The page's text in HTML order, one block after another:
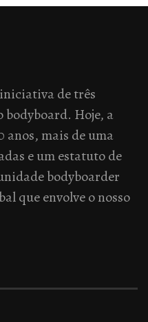
iniciativa de três
bodyboard. Hoje, a
anos, mais de uma
e um estatuto de
bodyboarder
que envolve o nosso